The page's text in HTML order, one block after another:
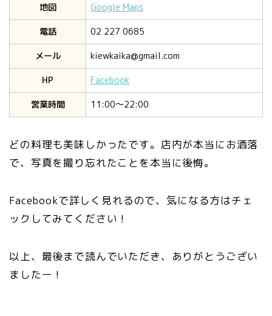
地図
Google Maps
電話
02 227 0685
メール
kiewkaika@gmail.com
HP
Facebook
営業時間
11:00〜22:00
どの料理も美味しかったです。店内が本当にお洒落
で、写真を撮り忘れたことを本当に後悔。
Facebookで詳しく見れるので、気になる方はチェ
ックしてみてください！
以上、最後まで読んでいただき、ありがとうござい
ましたー！